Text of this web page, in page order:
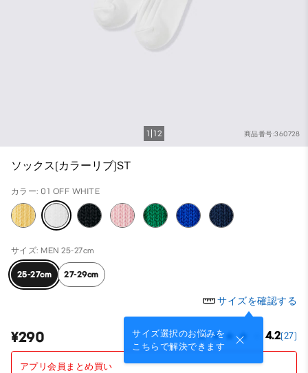
商品番号:360728
1 12
ソックス(カラーリブ)ST
カラー: 01 OFF WHITE
サイズ: MEN 25-27cm
25-27cm 27-29cm
サイズを確認する
サイズ選択のお悩みを
こちらで解決できます
¥290 4.2(27)
アプリ会員まとめ買い